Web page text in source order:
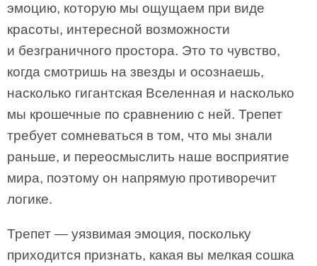
эмоцию, которую мы ощущаем при виде
красоты, интересной возможности
и безграничного простора. Это то чувство,
когда смотришь на звезды и осознаешь,
насколько гигантская Вселенная и насколько
мы крошечные по сравнению с ней. Трепет
требует сомневаться в том, что мы знали
раньше, и переосмыслить наше восприятие
мира, поэтому он напрямую противоречит
логике.
Трепет — уязвимая эмоция, поскольку
приходится признать, какая вы мелкая сошка